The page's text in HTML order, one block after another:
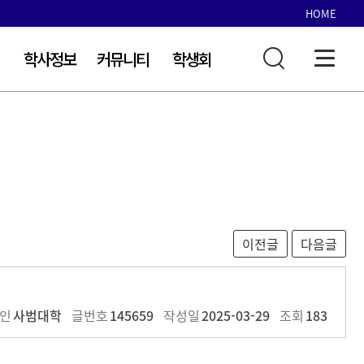
HOME
학사정보 커뮤니티 학생회
사범대학 글번호145659 작성일2025-03-29 조회 183